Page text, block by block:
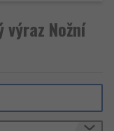
Nožní